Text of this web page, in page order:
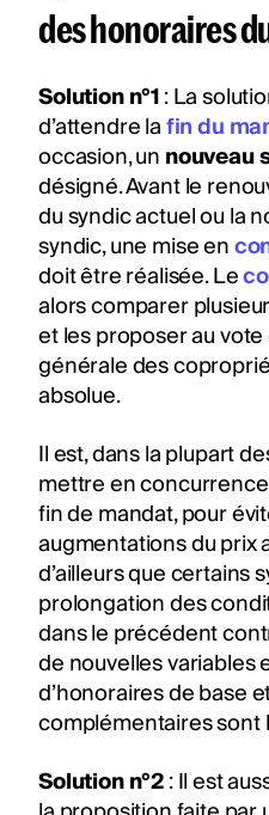
des honoraires
Solution n°1: La
d’attendre lafin du
occasion, unnouveau
désigné. Avant le
du syndic actuel ou la
syndic, une mise en
doit être réalisée. Le
alors comparer
et les proposer au vote
générale des
absolue.
Il est, dans la plupart
mettre en
fin de mandat, pour
augmentations du prix
d’ailleurs que certains
prolongation des
dans le précédent
de nouvelles variables
d’honoraires de base
complémentaires sont
Solution n°2: Il est